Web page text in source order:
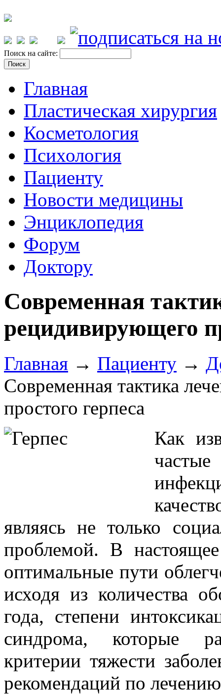
Поиск на сайте:
Главная
Пластическая хирургия
Косметология
Психология
Пациенту
Новости медицины
Энциклопедия
Форум
Доктору
Современная
рецидивирующего
Главная → Пациенту →
Современная тактика
простого герпеса
Как
являясь не только
проблемой. В
оптимальные пути
исходя из количества
года, степени
синдрома, которые
критерии тяжести
рекомендаций по